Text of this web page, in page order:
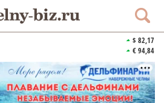
$ 82,17
€ 94,84